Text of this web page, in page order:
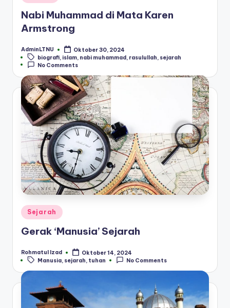
in
Nabi Muhammad di Mata Karen
Armstrong
Posted
by
AdminLTNU
Oktober 30, 2024
Tags:biografi, islam, nabi muhammad, rasulullah, sejarah
No Comments
Posted
in
Sejarah
Gerak ‘Manusia’ Sejarah
Posted
by
Rohmatul Izad Oktober 14, 2024
Tags:
Manusia, sejarah, tuhan No Comments